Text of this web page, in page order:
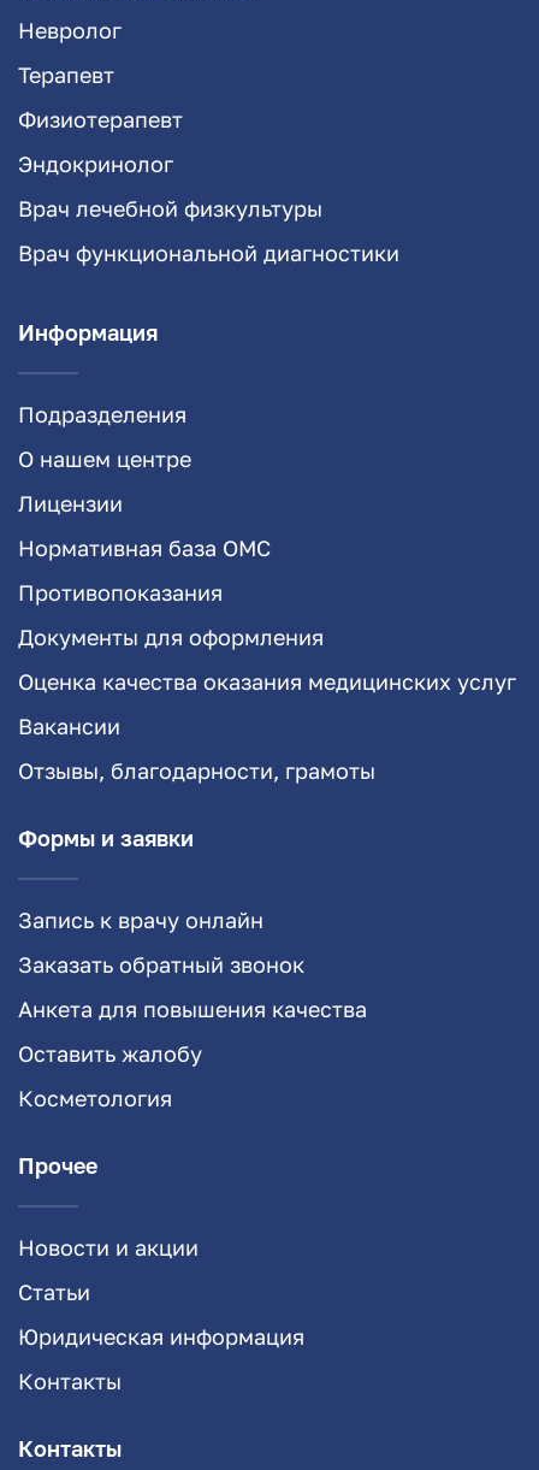
Невролог
Терапевт
Физиотерапевт
Эндокринолог
Врач лечебной физкультуры
Врач функциональной диагностики
Информация
Подразделения
О нашем центре
Лицензии
Нормативная база ОМС
Противопоказания
Документы для оформления
Оценка качества оказания медицинских услуг
Вакансии
Отзывы, благодарности, грамоты
Формы и заявки
Запись к врачу онлайн
Заказать обратный звонок
Анкета для повышения качества
Оставить жалобу
Косметология
Прочее
Новости и акции
Статьи
Юридическая информация
Контакты
Контакты